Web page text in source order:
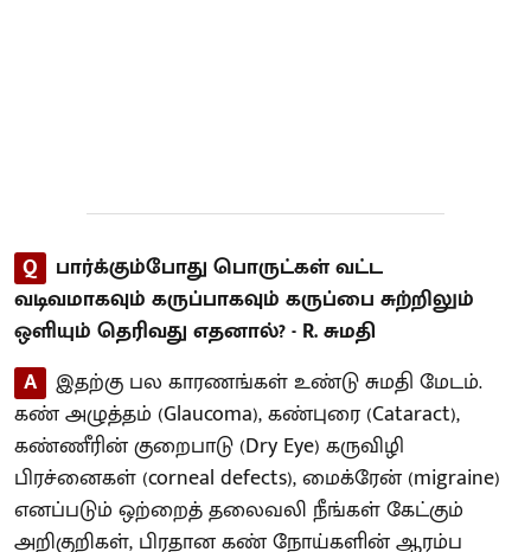
Q பார்க்கும்போது பொருட்கள் வட்ட
வடிவமாகவும் கருப்பாகவும் கருப்பை சுற்றிலும்
ஒளியும் தெரிவது எதனால்? - R. சுமதி
A இதற்கு பல காரணங்கள் உண்டு சுமதி மேடம்.
கண் அழுத்தம் (Glaucoma), கண்புரை (Cataract),
கண்ணீரின் குறைபாடு (Dry Eye) கருவிழி
பிரச்னைகள் (corneal defects), மைக்ரேன் (migraine)
எனப்படும் ஒற்றைத் தலைவலி நீங்கள் கேட்கும்
அறிகுறிகள், பிரதான கண் நோய்களின் ஆரம்ப